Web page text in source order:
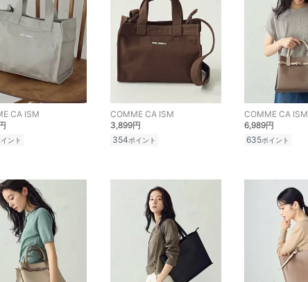
CA ISM
ント
COMME CA ISM
3,899円
354ポイント
COMME CA ISM
6,989円
635ポイント